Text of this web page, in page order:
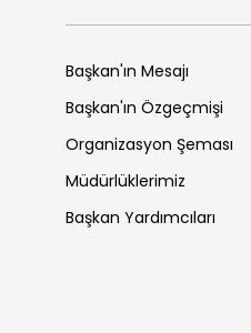
Başkan'ın Mesajı
Başkan'ın Özgeçmişi
Organizasyon Şeması
Müdürlüklerimiz
Başkan Yardımcıları